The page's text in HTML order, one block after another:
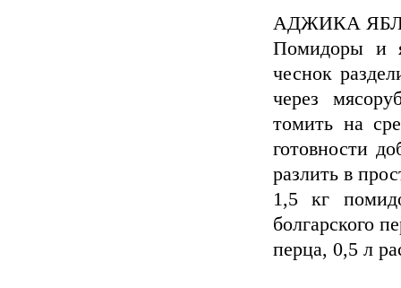
АДЖИКА
Помидоры и
чеснок
через
томить на
готовности
разлить в
1,5 кг
болгарского
перца, 0,5 л